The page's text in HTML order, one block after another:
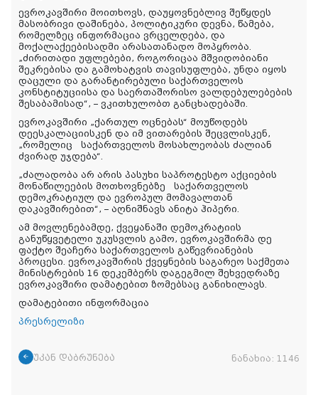
ევროკავშირი მოითხოვს, დაუყოვნებლივ შეწყდეს
მასობრივი დაშინება, პოლიტიკური დევნა, წამება,
რომელზეც ინფორმაცია ვრცელდება, და
მოქალაქეებისადმი არასათანადო მოპყრობა.
„ძირითადი უფლებები, როგორიცაა მშვიდობიანი
შეკრებისა და გამოხატვის თავისუფლება, უნდა იყოს
დაცული და გარანტირებული საქართველოს
კონსტიტუციისა და საერთაშორისო ვალდებულებების
შესაბამისად“, – ვკითხულობთ განცხადებაში.
ევროკავშირი „ქართულ ოცნებას“ მოუწოდებს
დეესკალაციისკენ და იმ ვითარების შეცვლისკენ,
„რომელიც საქართველოს მოსახლეობას ძალიან
ძვირად უჯდება“.
„ძალადობა არ არის პასუხი საპროტესტო აქციების
მონაწილეების მოთხოვნებზე საქართველოს
დემოკრატიულ და ევროპულ მომავალთან
დაკავშირებით“, – აღნიშნავს ანიტა ჰიპერი.
ამ მოვლენებამდე, ქვეყანაში დემოკრატიის
განუწყვეტელი უკუსვლის გამო, ევროკავშირმა დე
ფაქტო შეაჩერა საქართველოს გაწევრიანების
პროცესი. ევროკავშირის ქვეყნების საგარეო საქმეთა
მინისტრების 16 დეკემბერს დაგეგმილ შეხვედრაზე
ევროკავშირი დამატებით ზომებსაც განიხილავს.
დამატებითი ინფორმაცია
პრესრელიზი
უკან დაბრუნება ნანახია: 1146